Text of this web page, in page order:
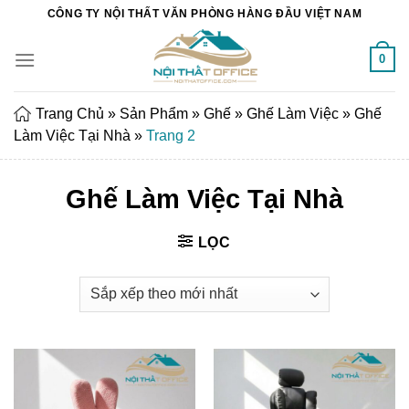
Chuyển
nội
CÔNG TY NỘI THẤT VĂN PHÒNG HÀNG ĐẦU VIỆT NAM
0
Trang Chủ » Sản Phẩm » Ghế » Ghế Làm Việc » Ghế
Làm Việc Tại Nhà » Trang 2
Ghế Làm Việc Tại Nhà
LỌC